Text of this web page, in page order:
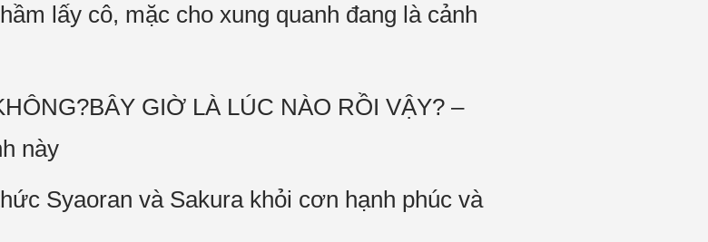
lấy cô, mặc cho xung quanh đang là cảnh
GIỜ LÀ LÚC NÀO RỒI VẬY? –
này
Syaoran và Sakura khỏi cơn hạnh phúc và